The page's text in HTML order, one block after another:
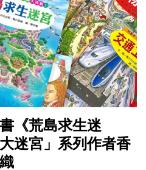
《荒島求生迷
迷宮」系列作者香